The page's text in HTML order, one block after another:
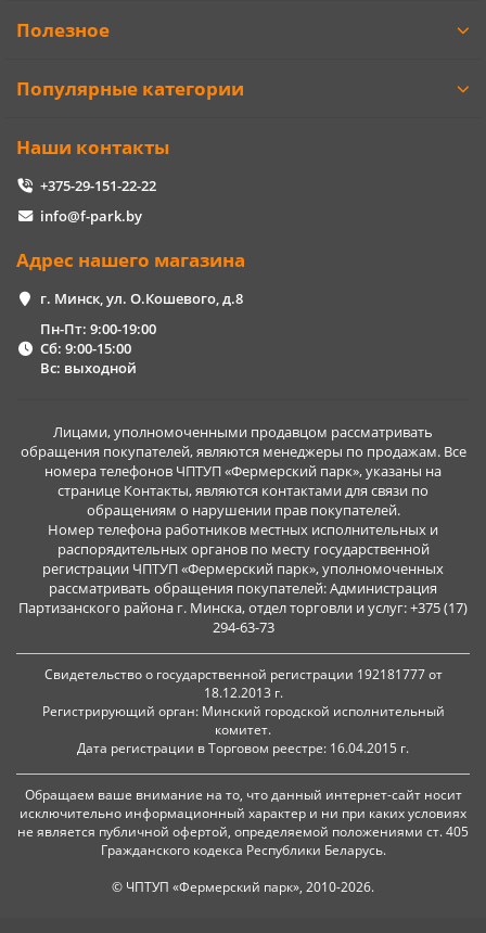
Полезное
Популярные категории
Наши контакты
+375-29-151-22-22
info@f-park.by
Адрес нашего магазина
г. Минск, ул. О.Кошевого, д.8
Пн-Пт: 9:00-19:00
Сб: 9:00-15:00
Вс: выходной
Лицами, уполномоченными продавцом рассматривать
обращения покупателей, являются менеджеры по продажам. Все
номера телефонов ЧПТУП «Фермерский парк», указаны на
странице Контакты, являются контактами для связи по
обращениям о нарушении прав покупателей.
Номер телефона работников местных исполнительных и
распорядительных органов по месту государственной
регистрации ЧПТУП «Фермерский парк», уполномоченных
рассматривать обращения покупателей: Администрация
Партизанского района г. Минска, отдел торговли и услуг: +375 (17)
294-63-73
Свидетельство о государственной регистрации 192181777 от
18.12.2013 г.
Регистрирующий орган: Минский городской исполнительный
комитет.
Дата регистрации в Торговом реестре: 16.04.2015 г.
Обращаем ваше внимание на то, что данный интернет-сайт носит
исключительно информационный характер и ни при каких условиях
не является публичной офертой, определяемой положениями ст. 405
Гражданского кодекса Республики Беларусь.
© ЧПТУП «Фермерский парк», 2010-2026.